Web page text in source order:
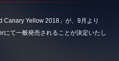
Canary Yellow 2018」が、9月より
て一般発売されることが決定いたし